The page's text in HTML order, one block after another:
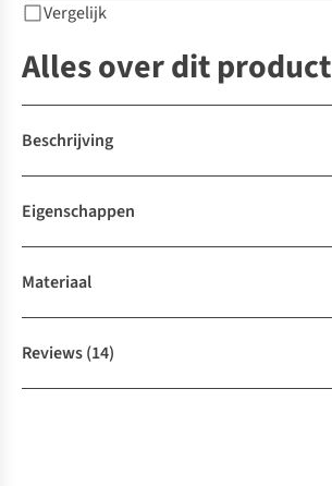
Vergelijk
Alles over dit product
Beschrijving
Eigenschappen
Materiaal
Reviews(14)